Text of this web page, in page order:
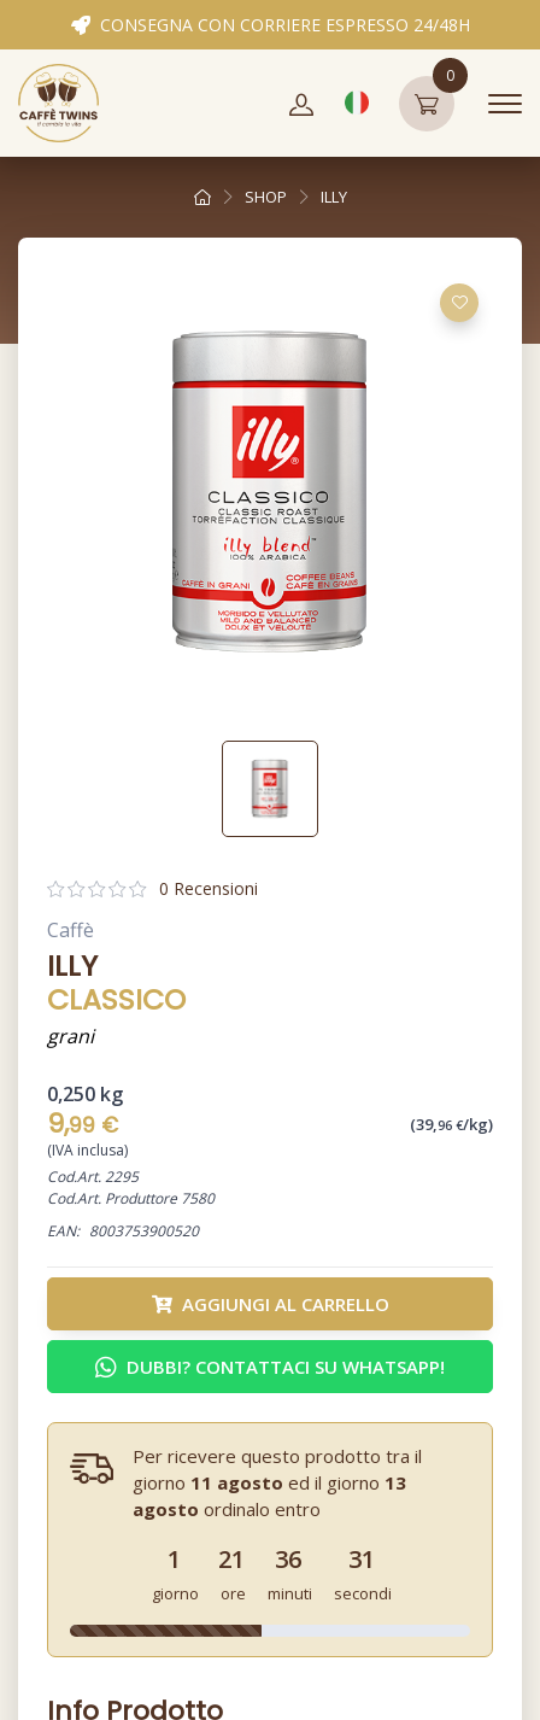
CONSEGNA CON CORRIERE ESPRESSO 24/48H
0
SHOP ILLY
0 Recensioni
Caffè
ILLY
CLASSICO
grani
0,250 kg
9,99 € (39,96 €/kg)
(IVA inclusa)
Cod.Art. 2295
Cod.Art. Produttore 7580
EAN: 8003753900520
AGGIUNGI AL CARRELLO
DUBBI? CONTATTACI SU WHATSAPP!
Per ricevere questo prodotto tra il
giorno 11 agosto ed il giorno 13
agosto ordinalo entro
1
giorno
21
ore
36
minuti
31
secondi
Info Prodotto